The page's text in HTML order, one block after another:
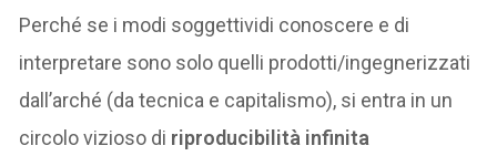
Perché se i modi soggettividi conoscere e di
interpretare sono solo quelli prodotti/ingegnerizzati
dall’arché (da tecnica e capitalismo), si entra in un
circolo vizioso di riproducibilità infinita